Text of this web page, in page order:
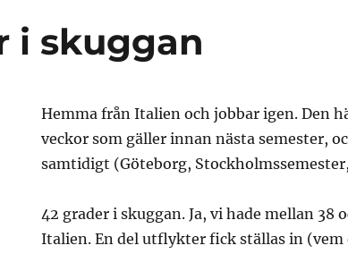
i skuggan
Hemma från Italien och jobbar igen. Den
veckor som gäller innan nästa semester,
samtidigt (Göteborg,
42 grader i skuggan. Ja, vi hade mellan 38
Italien. En del utflykter fick ställas in